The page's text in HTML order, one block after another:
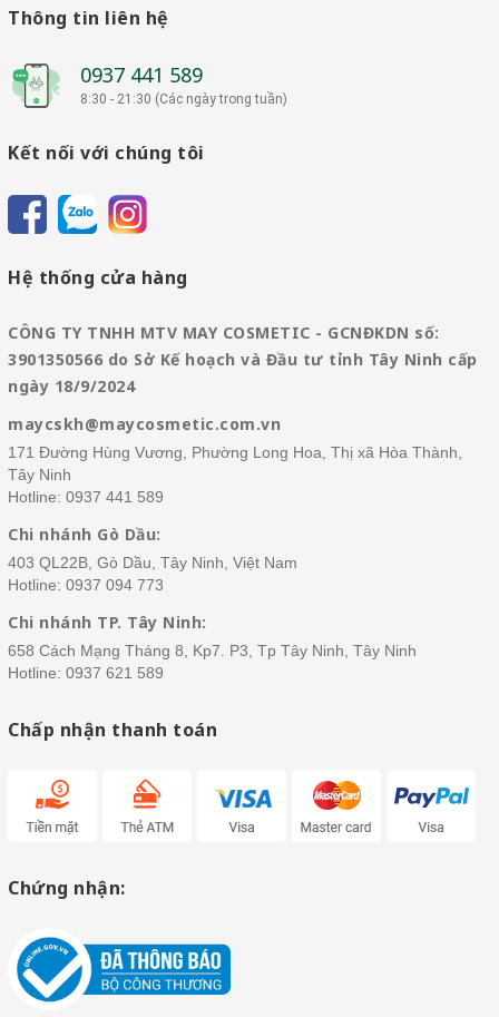
Thông tin liên hệ
0937 441 589
8:30 - 21:30 (Các ngày trong tuần)
Kết nối với chúng tôi
Hệ thống cửa hàng
CÔNG TY TNHH MTV MAY COSMETIC - GCNĐKDN số:
3901350566 do Sở Kế hoạch và Đầu tư tỉnh Tây Ninh cấp
ngày 18/9/2024
maycskh@maycosmetic.com.vn
171 Đường Hùng Vương, Phường Long Hoa, Thị xã Hòa Thành,
Tây Ninh
Hotline: 0937 441 589
Chi nhánh Gò Dầu:
403 QL22B, Gò Dầu, Tây Ninh, Việt Nam
Hotline: 0937 094 773
Chi nhánh TP. Tây Ninh:
658 Cách Mạng Tháng 8, Kp7. P3, Tp Tây Ninh, Tây Ninh
Hotline: 0937 621 589
Chấp nhận thanh toán
Chứng nhận: